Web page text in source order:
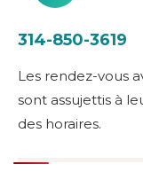
314-850-3619
Les rendez-vous
sont assujettis à
des horaires.